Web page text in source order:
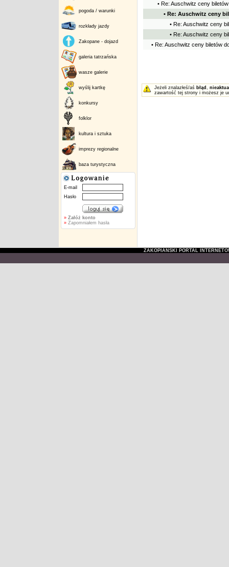
pogoda / warunki
rozkłady jazdy
Zakopane - dojazd
galeria tatrzańska
wasze galerie
wyślij kartkę
konkursy
folklor
kultura i sztuka
imprezy regionalne
baza turystyczna
E-mail
Hasło
» Załóż konto
»Zapomniałem hasła
• Re: Auschwitz ceny
• Re: Auschwitz ceny
• Re: Auschwitz ceny
• Re: Auschwitz ceny
• Re: Auschwitz ceny biletów
Jeżeli znalazłeś/aś błąd ,
zawartość tej strony i możesz je
ZAKOPIAŃSKI PORTAL